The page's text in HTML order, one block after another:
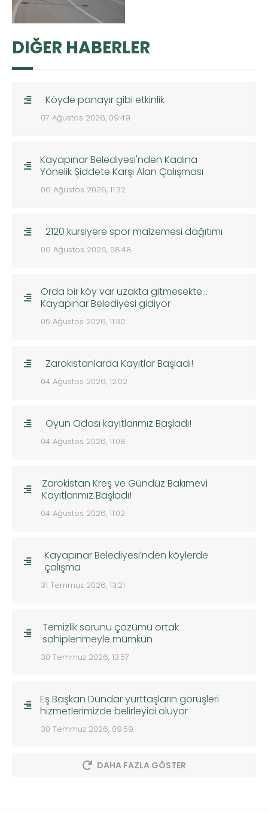
DIĞER HABERLER
Köyde panayır gibi etkinlik
07 Ağustos 2026, 09:49
Kayapınar Belediyesi'nden Kadına
Yönelik Şiddete Karşı Alan Çalışması
06 Ağustos 2026, 11:32
2120 kursiyere spor malzemesi dağıtımı
06 Ağustos 2026, 08:48
Orda bir köy var uzakta gitmesekte…
Kayapınar Belediyesi gidiyor
05 Ağustos 2026, 11:30
Zarokistanlarda Kayıtlar Başladı!
04 Ağustos 2026, 12:02
Oyun Odası kayıtlarımız Başladı!
04 Ağustos 2026, 11:08
Zarokistan Kreş ve Gündüz Bakımevi
Kayıtlarımız Başladı!
04 Ağustos 2026, 11:02
Kayapınar Belediyesi’nden köylerde
çalışma
31 Temmuz 2026, 13:21
Temizlik sorunu çözümü ortak
sahiplenmeyle mümkün
30 Temmuz 2026, 13:57
Eş Başkan Dündar yurttaşların görüşleri
hizmetlerimizde belirleyici oluyor
30 Temmuz 2026, 09:59
DAHA FAZLA GÖSTER